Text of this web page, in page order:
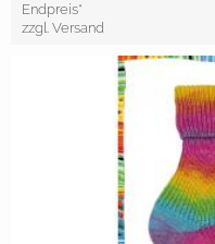
Endpreis*
zzgl. Versand